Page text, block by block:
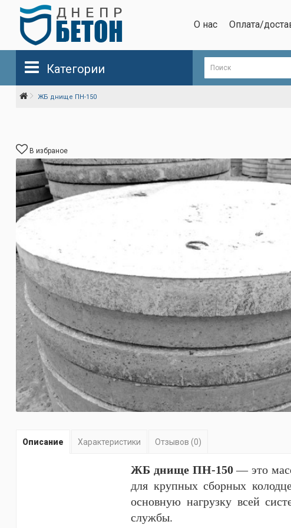
О нас Оплата/
Категории
ЖБ днище ПН-150
В избраное
Описание Характеристики Отзывов (0)
ЖБ днище ПН-150— это
для крупных сборных
основную нагрузку всей
службы.